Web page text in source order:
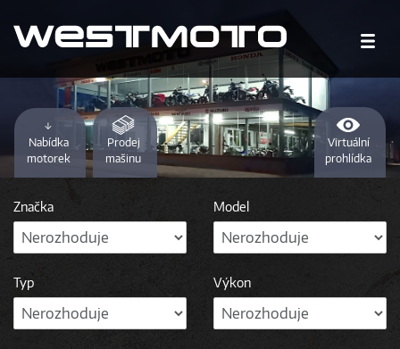
Virtuální
prohlídka
Prodej
mašinu
↓
Nabídka
motorek
Značka Model
Typ Výkon